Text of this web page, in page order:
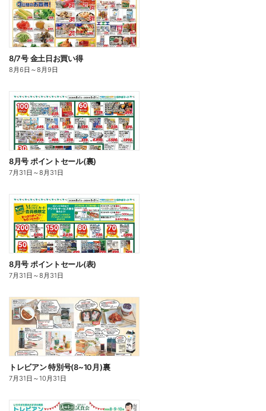
8/7号 金土日お買い得
8月6日 ～8月9日
8月号 ポイントセール(裏)
7月31日 ～8月31日
8月号 ポイントセール(表)
7月31日 ～8月31日
トレビアン 特別号(8~10月)裏
7月31日 ～10月31日